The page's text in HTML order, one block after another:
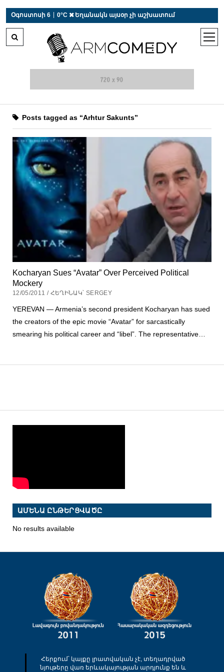
Օգոստոսի 6 0°C  Եղանակն այսօր չի աշխատում
open
Posts tagged as “Arhtur Sakunts”
Kocharyan Sues “Avatar” Over Perceived Political
Mockery
12/05/2011 / ՀԵՂԻՆԱԿ՝ SERGEY
YEREVAN — Armenia’s second president Kocharyan has sued
the creators of the epic movie “Avatar” for sarcastically
smearing his political career and “libel”. The representative…
ԱՄԵՆԱ ԸՆԹԵՐՑՎԱԾԸ
No results available
Հերքում՝ կայքը լրատվական չէ, տեղադրված
նյութերը վառ երևակայության արդյունք են և